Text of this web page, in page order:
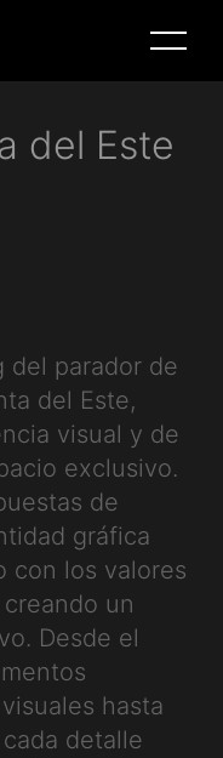
del Este
del parador de
del Este,
visual y de
exclusivo.
de
gráfica
con los valores
un
Desde el
hasta
detalle